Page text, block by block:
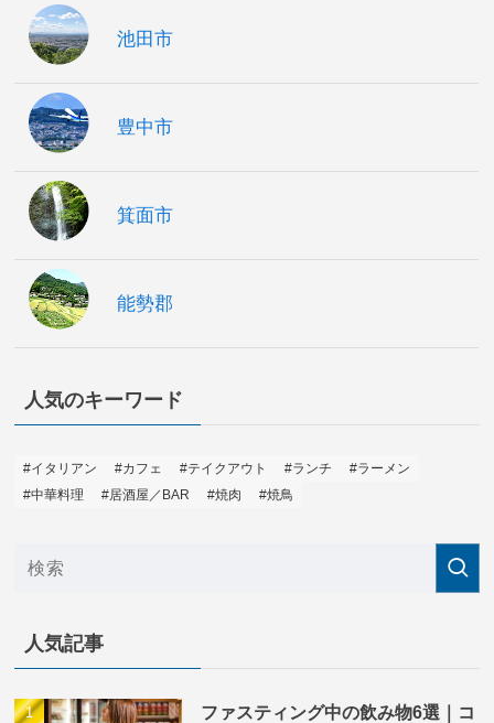
池田市
豊中市
箕面市
能勢郡
人気のキーワード
#イタリアン #カフェ #テイクアウト #ランチ
#ラーメン
#中華料理
#居酒屋／BAR #焼肉 #焼鳥
人気記事
ファスティング中の飲み物6選｜コ